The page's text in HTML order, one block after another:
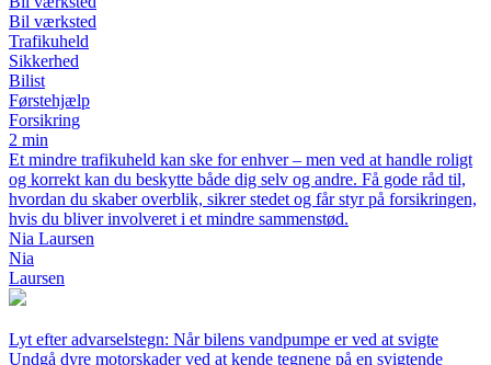
Bil værksted
Trafikuheld
Sikkerhed
Bilist
Førstehjælp
Forsikring
2 min
Et mindre trafikuheld kan ske for enhver – men ved at handle roligt
og korrekt kan du beskytte både dig selv og andre. Få gode råd til,
hvordan du skaber overblik, sikrer stedet og får styr på forsikringen,
hvis du bliver involveret i et mindre sammenstød.
Nia Laursen
Nia
Laursen
Lyt efter advarselstegn: Når bilens vandpumpe er ved at svigte
Undgå dyre motorskader ved at kende tegnene på en svigtende